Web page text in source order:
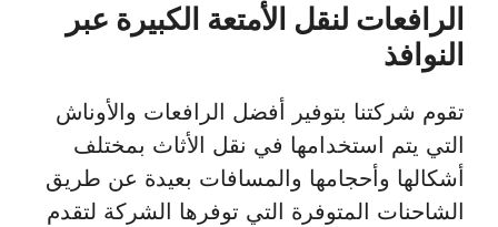
الرافعات لنقل الأمتعة الكبيرة عبر
النوافذ
تقوم شركتنا بتوفير أفضل الرافعات والأوناش
التي يتم استخدامها في نقل الأثاث بمختلف
أشكالها وأحجامها والمسافات بعيدة عن طريق
الشاحنات المتوفرة التي توفرها الشركة لتقدم